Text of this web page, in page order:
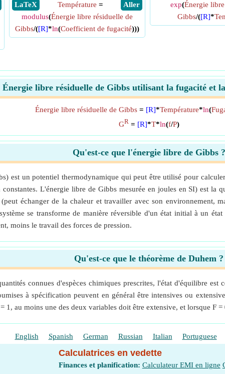
​ LaTeX
​ Aller
Température =
modulus(Énergie libre résiduelle de
Gibbs/([R]*ln(Coefficient de fugacité)))
exp(Énergie
Gibbs/([R]*
Énergie libre résiduelle de Gibbs utilisant la fugacité et
Énergie libre résiduelle de Gibbs = [R]*Température*ln(
GR= [R]*T*ln(f/P)
Qu'est-ce que l'énergie libre de Gibbs ?
est un potentiel thermodynamique qui peut être utilisé pour
L'énergie libre de Gibbs mesurée en joules en SI) est
échanger de la chaleur et travailler avec son environnement,
se transforme de manière réversible d'un état initial à un
moins le travail des forces de pression.
Qu'est-ce que le théorème de Duhem ?
connues d'espèces chimiques prescrites, l'état d'équilibre
à spécification peuvent en général être intensives ou
1, au moins une des deux variables doit être extensive, et lorsque F
English Spanish German Russian Italian Portuguese
Calculatrices en vedette
Finances et planification: Calculateur EMI en ligne